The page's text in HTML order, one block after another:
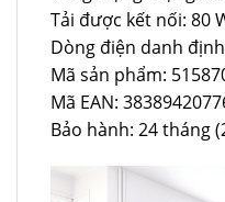
Tải được kết nối: 80
Dòng điện danh
Mã sản phẩm:
Mã EAN:
Bảo hành: 24 tháng